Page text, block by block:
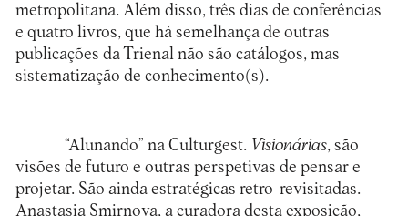
metropolitana. Além disso, três dias de conferências
e quatro livros, que há semelhança de outras
publicações da Trienal não são catálogos, mas
sistematização de conhecimento(s).
“Alunando” na Culturgest. Visionárias, são
visões de futuro e outras perspetivas de pensar e
projetar. São ainda estratégicas retro-revisitadas.
Anastasia Smirnova, a curadora desta exposição,